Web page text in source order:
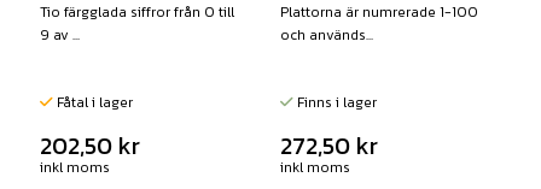
Tio färgglada siffror från 0 till
9 av ...
Fåtal i lager
202,50 kr
inkl moms
Plattorna är numrerade 1-100
och används...
Finns i lager
272,50 kr
inkl moms